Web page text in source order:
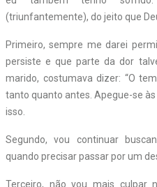
(triunfantemente), do jeito que
Primeiro, sempre me darei
persiste e que parte da dor
marido, costumava dizer: “O
tanto quanto antes. Apegue-se
isso.
Segundo, vou continuar
quando precisar passar por um
Terceiro, não vou mais culpar